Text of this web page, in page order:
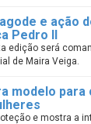
e ação
Pedro II
edição será
de Maira Veiga.
modelo
e mostra a